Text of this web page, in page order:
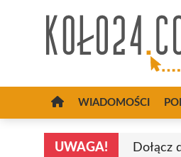
WIADOMOŚCI
UWAGA! Dołącz